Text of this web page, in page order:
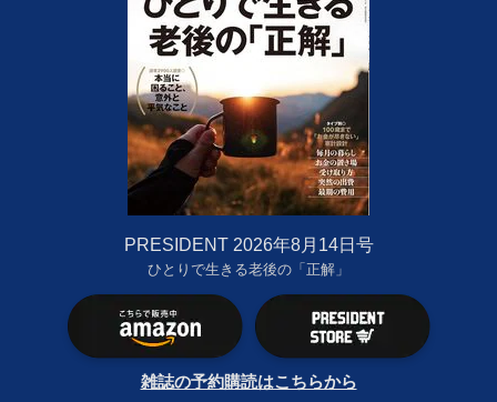
PRESIDENT 2026年8月14日号
ひとりで生きる老後の「正解」
雑誌の予約購読はこちらから